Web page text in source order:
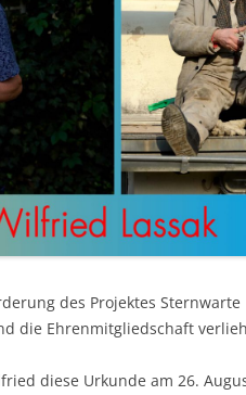
des Projektes Sternwarte
die Ehrenmitgliedschaft
diese Urkunde am 26.